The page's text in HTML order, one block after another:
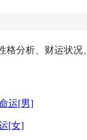
格分析、财运状
运[男]
[女]